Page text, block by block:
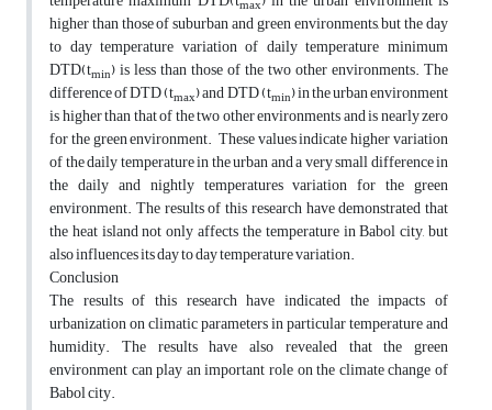
max
higher than those of suburban and green environments, but the day
to day temperature variation of daily temperature minimum
DTD(tmin) is less than those of the two other environments. The
difference of DTD (tmax) and DTD (tmin) in the urban environment
is higher than that of the two other environments and is nearly zero
for the green environment. These values indicate higher variation
of the daily temperature in the urban and a very small difference in
the daily and nightly temperatures variation for the green
environment. The results of this research have demonstrated that
the heat island not only affects the temperature in Babol city, but
also influences its day to day temperature variation.
Conclusion
The results of this research have indicated the impacts of
urbanization on climatic parameters in particular temperature and
humidity. The results have also revealed that the green
environment can play an important role on the climate change of
Babol city.